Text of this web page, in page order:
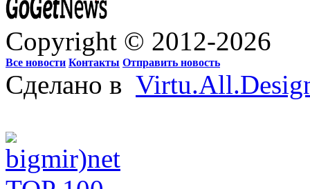
Copyright © 2012-2026
Все новости Контакты Отправить новость
Сделано в